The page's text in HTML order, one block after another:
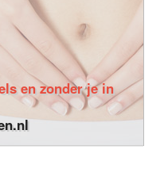
en zonder je in